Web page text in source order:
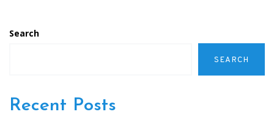
Search
SEARCH
Recent Posts